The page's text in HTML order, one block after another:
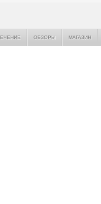
ОБЗОРЫ МАГАЗИН